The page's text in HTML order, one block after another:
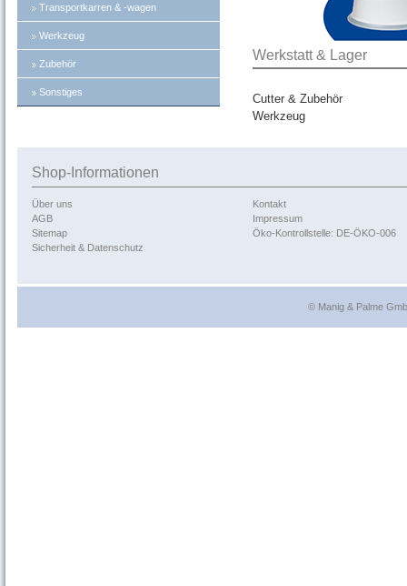
Transportkarren & -wagen
Werkzeug
Zubehör
Sonstiges
Werkstatt & Lager
Cutter & Zubehör
Werkzeug
Shop-Informationen
Über uns
AGB
Sitemap
Sicherheit & Datenschutz
Kontakt
Impressum
Öko-Kontrollstelle: DE-ÖKO-006
© Manig & Palme